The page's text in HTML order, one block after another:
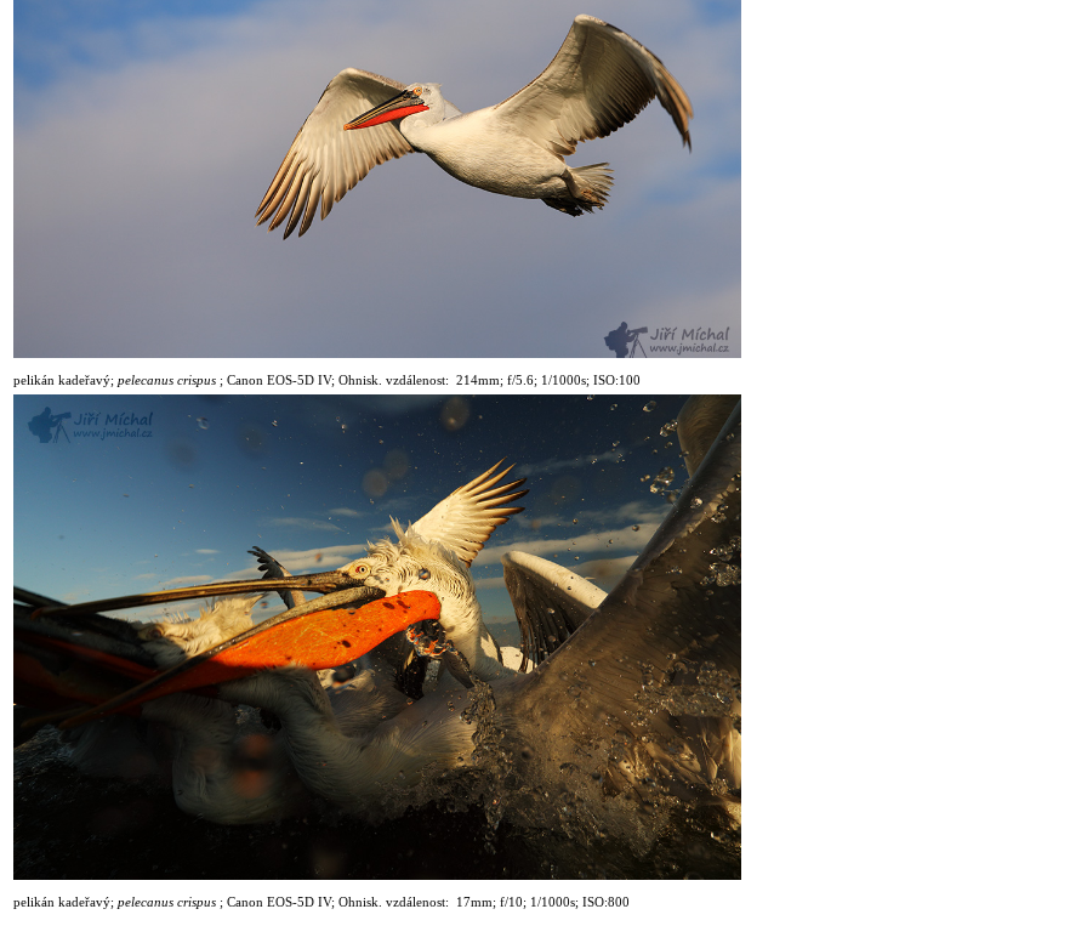
pelikán kadeřavý; pelecanus crispus ; Canon EOS-5D IV; Ohnisk. vzdálenost: 214mm; f/5.6; 1 /1000s; ISO:100
pelikán kadeřavý; pelecanus crispus ; Canon EOS-5D IV; Ohnisk. vzdálenost: 17mm; f/10; 1 /1000s; ISO:800